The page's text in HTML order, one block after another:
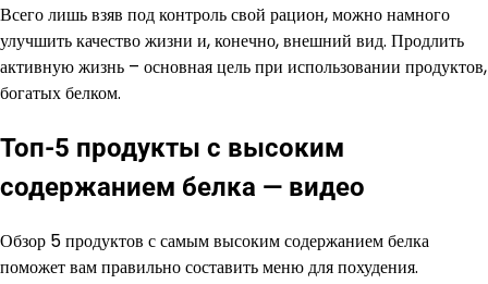
Всего лишь взяв под контроль свой рацион, можно намного
улучшить качество жизни и, конечно, внешний вид. Продлить
активную жизнь – основная цель при использовании продуктов,
богатых белком.
Топ-5 продукты с высоким
содержанием белка — видео
Обзор 5 продуктов с самым высоким содержанием белка
поможет вам правильно составить меню для похудения.